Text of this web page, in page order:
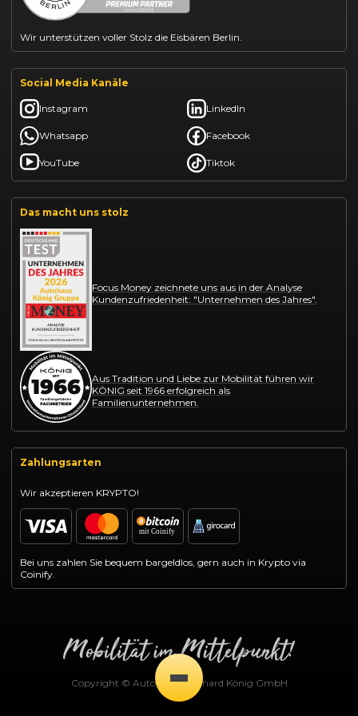
Wir unterstützen voller Stolz die Eisbären Berlin.
Social Media Kanäle
Instagram LinkedIn
Whatsapp Facebook
YouTube Tiktok
Das macht uns stolz
Focus Money zeichnete uns aus in der Analyse
Kundenzufriedenheit: "Unternehmen des Jahres".
Aus Tradition und Liebe zur Mobilität führen wir
KÖNIG seit 1966 erfolgreich als
Familienunternehmen.
Zahlungsarten
Wir akzeptieren KRYPTO!
Bei uns zahlen Sie bequem bargeldlos, gern auch in Krypto via
Coinify.
Copyright © Autohaus Gotthard König GmbH